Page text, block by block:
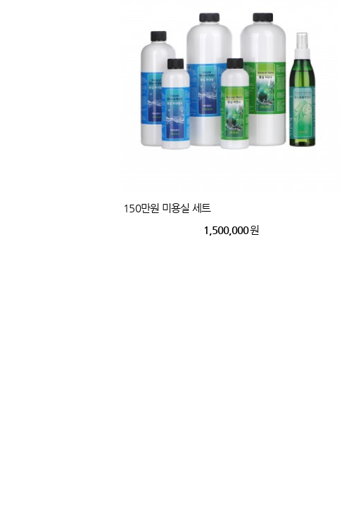
150만원 미용실 세트
1,500,000원